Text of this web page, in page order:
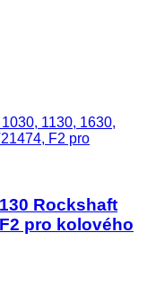
1130, 1630,
F2 pro
Rockshaft
pro kolového